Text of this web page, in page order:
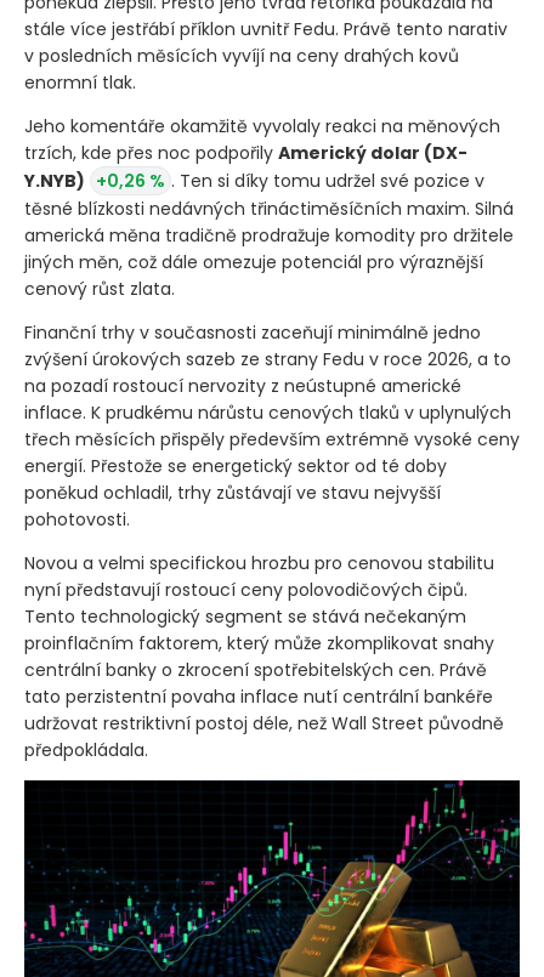
stále více jestřábí příklon uvnitř Fedu. Právě tento narativ
v posledních měsících vyvíjí na ceny drahých kovů
enormní tlak.
Jeho komentáře okamžitě vyvolaly reakci na měnových
trzích, kde přes noc podpořily Americký dolar (DX-
Y.NYB) +0,26 % . Ten si díky tomu udržel své pozice v
těsné blízkosti nedávných třináctiměsíčních maxim. Silná
americká měna tradičně prodražuje komodity pro držitele
jiných měn, což dále omezuje potenciál pro výraznější
cenový růst zlata.
Finanční trhy v současnosti zaceňují minimálně jedno
zvýšení úrokových sazeb ze strany Fedu v roce 2026, a to
na pozadí rostoucí nervozity z neústupné americké
inflace. K prudkému nárůstu cenových tlaků v uplynulých
třech měsících přispěly především extrémně vysoké ceny
energií. Přestože se energetický sektor od té doby
poněkud ochladil, trhy zůstávají ve stavu nejvyšší
pohotovosti.
Novou a velmi specifickou hrozbu pro cenovou stabilitu
nyní představují rostoucí ceny polovodičových čipů.
Tento technologický segment se stává nečekaným
proinflačním faktorem, který může zkomplikovat snahy
centrální banky o zkrocení spotřebitelských cen. Právě
tato perzistentní povaha inflace nutí centrální bankéře
udržovat restriktivní postoj déle, než Wall Street původně
předpokládala.